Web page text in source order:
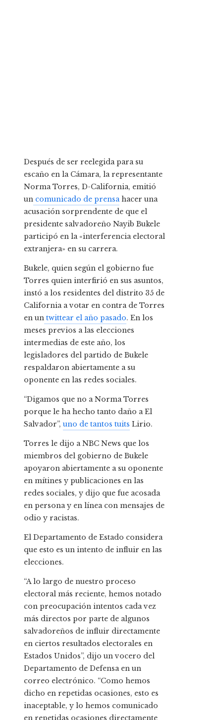
Después de ser reelegida para su
escaño en la Cámara, la representante
Norma Torres, D-California, emitió
un comunicado de prensahacer una
acusación sorprendente de que el
presidente salvadoreño Nayib Bukele
participó en la «interferencia electoral
extranjera» en su carrera.
Bukele, quien según el gobierno fue
Torres quien interfirió en sus asuntos,
instó a los residentes del distrito 35 de
California a votar en contra de Torres
en un twittear el año pasado. En los
meses previos a las elecciones
intermedias de este año, los
legisladores del partido de Bukele
respaldaron abiertamente a su
oponente en las redes sociales.
“Digamos que no a Norma Torres
porque le ha hecho tanto daño a El
Salvador”, uno de tantos tuits Lirio.
Torres le dijo a NBC News que los
miembros del gobierno de Bukele
apoyaron abiertamente a su oponente
en mítines y publicaciones en las
redes sociales, y dijo que fue acosada
en persona y en línea con mensajes de
odio y racistas.
El Departamento de Estado considera
que esto es un intento de influir en las
elecciones.
“A lo largo de nuestro proceso
electoral más reciente, hemos notado
con preocupación intentos cada vez
más directos por parte de algunos
salvadoreños de influir directamente
en ciertos resultados electorales en
Estados Unidos”, dijo un vocero del
Departamento de Defensa en un
correo electrónico. “Como hemos
dicho en repetidas ocasiones, esto es
inaceptable, y lo hemos comunicado
en repetidas ocasiones directamente